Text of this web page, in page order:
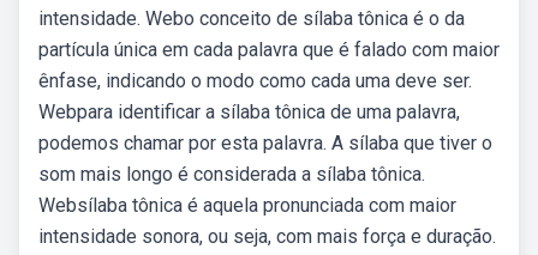
intensidade. Webo conceito de sílaba tônica é o da
partícula única em cada palavra que é falado com maior
ênfase, indicando o modo como cada uma deve ser.
Webpara identificar a sílaba tônica de uma palavra,
podemos chamar por esta palavra. A sílaba que tiver o
som mais longo é considerada a sílaba tônica.
Websílaba tônica é aquela pronunciada com maior
intensidade sonora, ou seja, com mais força e duração.